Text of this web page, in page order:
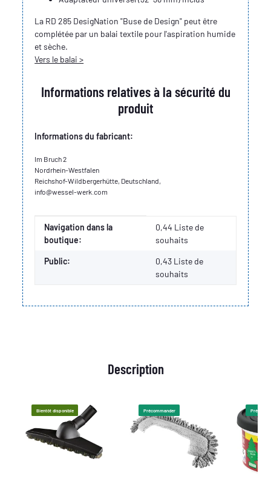
La RD 285 DesigNation "Buse de Design" peut être
complétée par un balai textile pour l'aspiration humide
et sèche.
Vers le balai >
Informations relatives à la sécurité du
produit
Informations du fabricant:
Im Bruch 2
Nordrhein-Westfalen
Reichshof-Wildbergerhütte, Deutschland,
info@wessel-werk.com
Valeur
Fabricant
Navigation dans la
boutique:
0,44 Liste de
souhaits
Public: 0,43 Liste de
souhaits
Description
Bientôt disponible Précommander